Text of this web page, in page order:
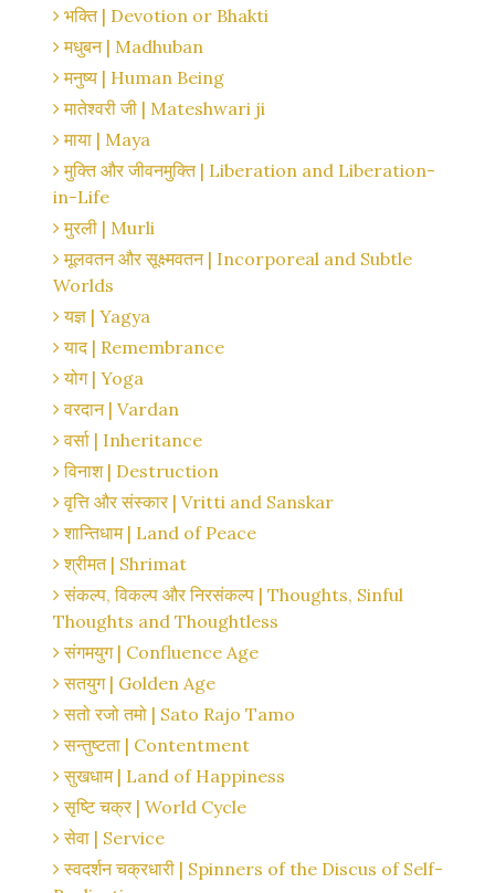
भक्ति | Devotion or Bhakti
मधुबन | Madhuban
मनुष्य | Human Being
मातेश्वरी जी | Mateshwari ji
माया | Maya
मुक्ति और जीवनमुक्ति | Liberation and Liberation-
in-Life
मुरली | Murli
मूलवतन और सूक्ष्मवतन | Incorporeal and Subtle
Worlds
यज्ञ | Yagya
याद | Remembrance
योग | Yoga
वरदान | Vardan
वर्सा | Inheritance
विनाश | Destruction
वृत्ति और संस्कार | Vritti and Sanskar
शान्तिधाम | Land of Peace
श्रीमत | Shrimat
संकल्प, विकल्प और निरसंकल्प | Thoughts, Sinful
Thoughts and Thoughtless
संगमयुग | Confluence Age
सतयुग | Golden Age
सतो रजो तमो | Sato Rajo Tamo
सन्तुष्टता | Contentment
सुखधाम | Land of Happiness
सृष्टि चक्र | World Cycle
सेवा | Service
स्वदर्शन चक्रधारी | Spinners of the Discus of Self-